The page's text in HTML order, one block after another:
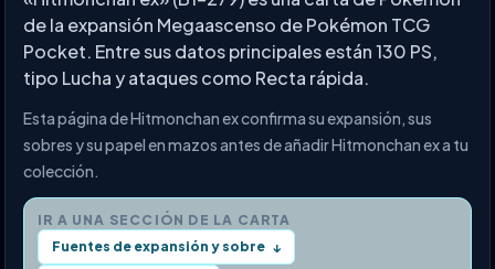
de la expansión Megaascenso de Pokémon TCG
Pocket. Entre sus datos principales están 130 PS,
tipo Lucha y ataques como Recta rápida.
Esta página de Hitmonchan ex confirma su expansión, sus
sobres y su papel en mazos antes de añadir Hitmonchan ex a tu
colección.
IR A UNA SECCIÓN DE LA CARTA
Fuentes de expansión y sobre ↓